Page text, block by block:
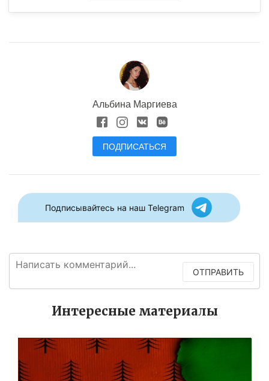
Альбина Маргиева
ПОДПИСАТЬСЯ
Подписывайтесь на наш Telegram
ОТПРАВИТЬ
Интересные материалы